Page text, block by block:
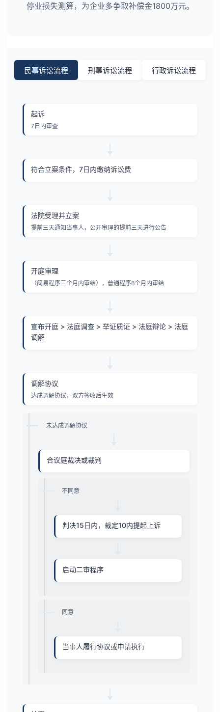
停业损失测算，为企业多争取补偿金1800万元。
民事诉讼流程 刑事诉讼流程 行政诉讼流程
起诉
7日内审查
符合立案条件，7日内缴纳诉讼费
法院受理并立案
提前三天通知当事人，公开审理的提前三天进行公告
开庭审理
（简易程序三个月内审结），普通程序6个月内审结
宣布开庭 > 法庭调查 > 举证质证 > 法庭辩论 > 法庭
调解
调解协议
达成调解协议，双方签收后生效
未达成调解协议
合议庭裁决或裁判
不同意
判决15日内，裁定10内提起上诉
启动二审程序
同意
当事人履行协议或申请执行